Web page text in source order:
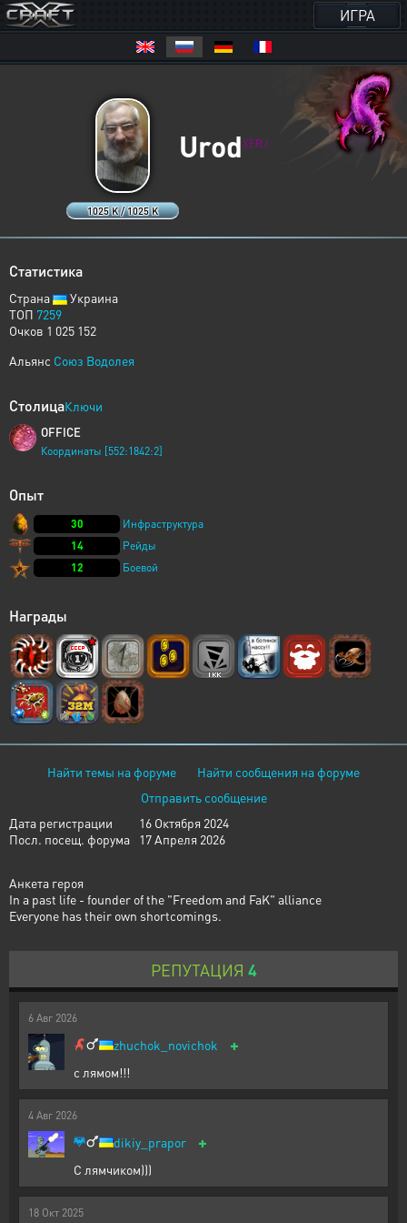
ИГРА
1025 K / 1025 K
UrodXERJ
Статистика
Страна
Украина
ТОП 7259
Очков 1 025 152
Альянс Союз Водолея
СтолицаКлючи
OFFICE
Координаты [552:1842:2]
Опыт
30
Инфраструктура
14
Рейды
12
Боевой
Награды
Найти темы на форуме
Найти сообщения на форуме
Отправить сообщение
Дата регистрации
16 Октября 2024
Посл. посещ. форума
17 Апреля 2026
Анкета героя
In a past life - founder of the "Freedom and FaK" alliance
Everyone has their own shortcomings.
РЕПУТАЦИЯ 4
6 Авг 2026
zhuchok_novichok +
с лямом!!!
4 Авг 2026
dikiy_prapor +
С лямчиком)))
18 Окт 2025